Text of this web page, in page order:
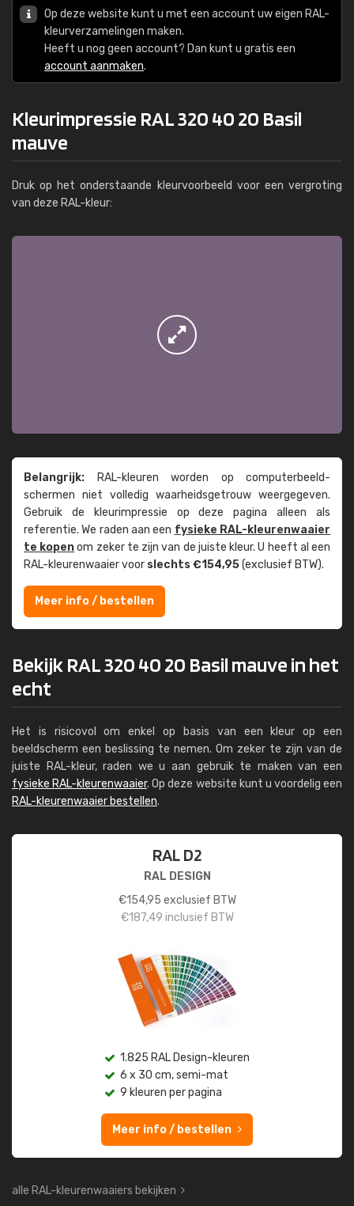
Op deze website kunt u met een account uw eigen RAL-
kleurverzamelingen maken.
Heeft u nog geen account? Dan kunt u gratis een
account aanmaken.
Kleurimpressie RAL 320 40 20 Basil
mauve
Druk op het onderstaande kleurvoorbeeld voor een vergroting
van deze RAL-kleur:
Belangrijk: RAL-kleuren worden op computer­beeld­
schermen niet volledig waarheids­­getrouw weer­gegeven.
Gebruik de kleur­impressie op deze pagina alleen als
referentie. We raden aan een fysieke RAL-kleuren­waaier
te kopenom zeker te zijn van de juiste kleur. U heeft al een
RAL-kleuren­waaier voor slechts €154,95(exclusief BTW).
Meer info / bestellen
Bekijk RAL 320 40 20 Basil mauve in het
echt
Het is risicovol om enkel op basis van een kleur op een
beeldscherm een beslissing te nemen. Om zeker te zijn van de
juiste RAL-kleur, raden we u aan gebruik te maken van een
fysieke RAL-kleurenwaaier. Op deze website kunt u voordelig een
RAL-kleurenwaaier bestellen.
RAL D2
RAL DESIGN
€154,95 exclusief BTW
€187,49 inclusief BTW
1.825 RAL Design-kleuren
6 x 30 cm, semi-mat
9 kleuren per pagina
Meer info / bestellen
alle RAL-kleurenwaaiers bekijken